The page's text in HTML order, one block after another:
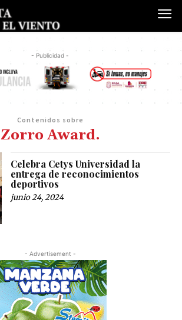
- Publicidad -
Contenidos sobre
Zorro Award.
Celebra Cetys Universidad la
entrega de reconocimientos
deportivos
junio 24, 2024
- Advertisement -